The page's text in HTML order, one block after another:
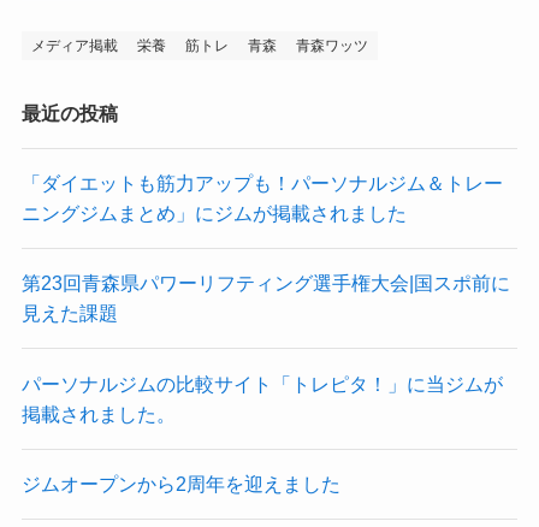
メディア掲載 栄養 筋トレ 青森 青森ワッツ
最近の投稿
「ダイエットも筋力アップも！パーソナルジム＆トレー
ニングジムまとめ」にジムが掲載されました
第23回青森県パワーリフティング選手権大会|国スポ前に
見えた課題
パーソナルジムの比較サイト「トレピタ！」に当ジムが
掲載されました。
ジムオープンから2周年を迎えました